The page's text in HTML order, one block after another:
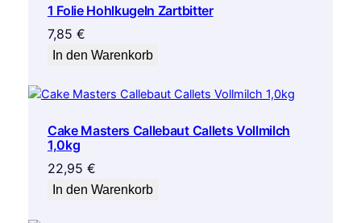
1 Folie Hohlkugeln Zartbitter
7,85 €
In den Warenkorb
Cake Masters Callebaut Callets Vollmilch
1,0kg
22,95 €
In den Warenkorb